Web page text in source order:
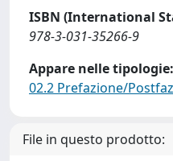
ISBN (International
978-3-031-35266-9
Appare nelle tipologie:
02.2 Prefazione/
File in questo prodotto: